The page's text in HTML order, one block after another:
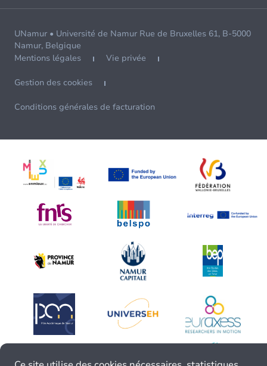
UNamur • Université de Namur Rue de Bruxelles 61, B-5000
Namur, Belgique
Mentions légales
Vie privée
Gestion des cookies
Conditions générales de facturation